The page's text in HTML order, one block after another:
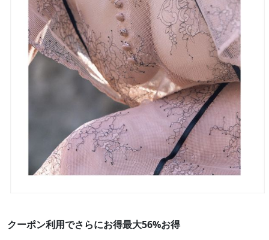
クーポン利用でさらにお得最大56%お得